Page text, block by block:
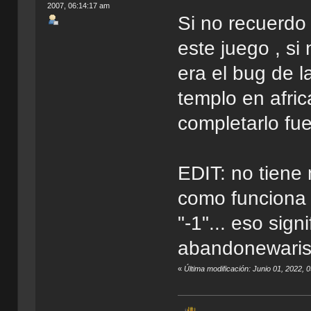
2007, 06:14:17 am
Si no
este juego , si
era el bug de
templo en
completarlo
EDIT: no
como
"-1"... eso
«Última modificación: Junio 01, 2022,